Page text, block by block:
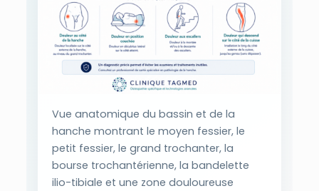
Vue anatomique du bassin et de la
hanche montrant le moyen fessier, le
petit fessier, le grand trochanter, la
bourse trochantérienne, la bandelette
ilio-tibiale et une zone douloureuse